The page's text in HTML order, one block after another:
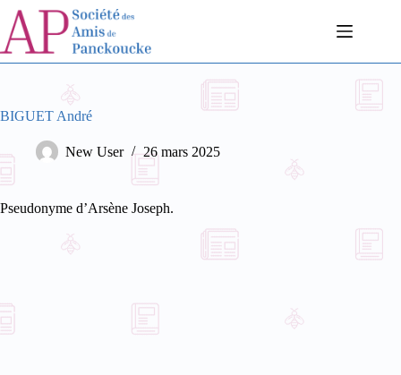
Passer
contenu
BIGUET André
New User 26 mars 2025
Pseudonyme d’Arsène Joseph.